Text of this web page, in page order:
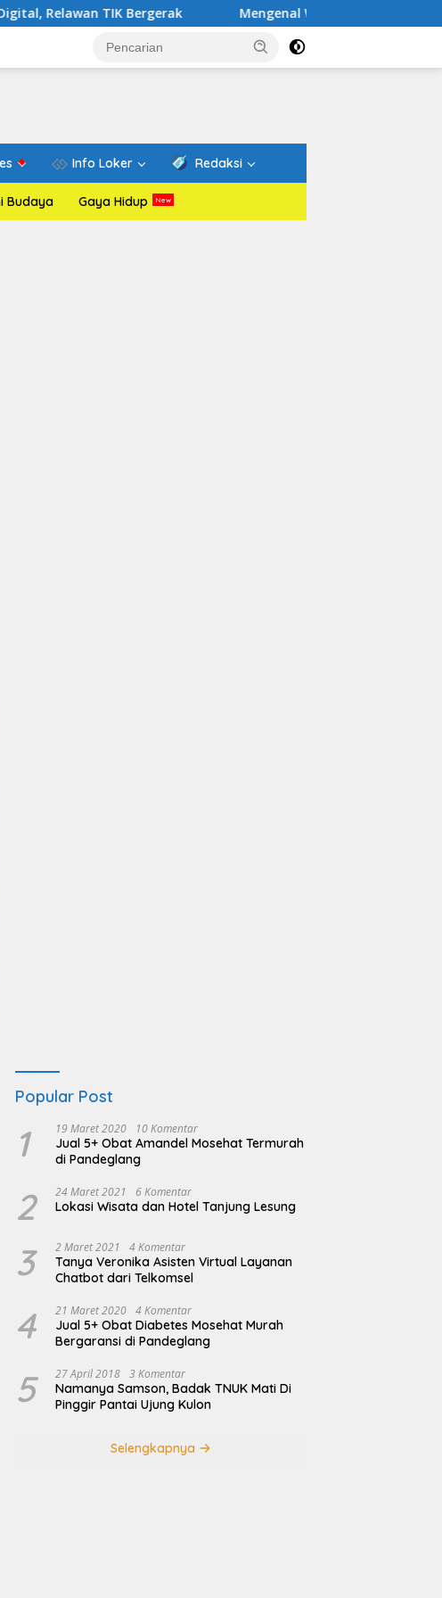
TIK Bergerak Mengenal Website Resmi PAFI: Wadah
Info Loker Redaksi
Budaya Gaya Hidup
Popular Post
1 19 Maret 2020 10 Komentar
Jual 5+ Obat Amandel Mosehat Termurah
di Pandeglang
2 24 Maret 2021 6 Komentar
Lokasi Wisata dan Hotel Tanjung Lesung
3 2 Maret 2021 4 Komentar
Tanya Veronika Asisten Virtual Layanan
Chatbot dari Telkomsel
4 21 Maret 2020 4 Komentar
Jual 5+ Obat Diabetes Mosehat Murah
Bergaransi di Pandeglang
5 27 April 2018 3 Komentar
Namanya Samson, Badak TNUK Mati Di
Pinggir Pantai Ujung Kulon
Selengkapnya